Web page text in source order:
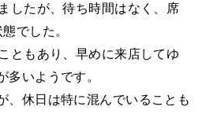
したが、待ち時間はなく、席
でした。
ともあり、早めに来店してゆ
多いようです。
、休日は特に混んでいることも